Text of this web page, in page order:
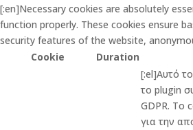
[:en]Necessary cookies are absolutely
function properly. These cookies ensure
security features of the website,
Cookie
Duration
[:el]Αυτό
το plugin
GDPR. Το
για την